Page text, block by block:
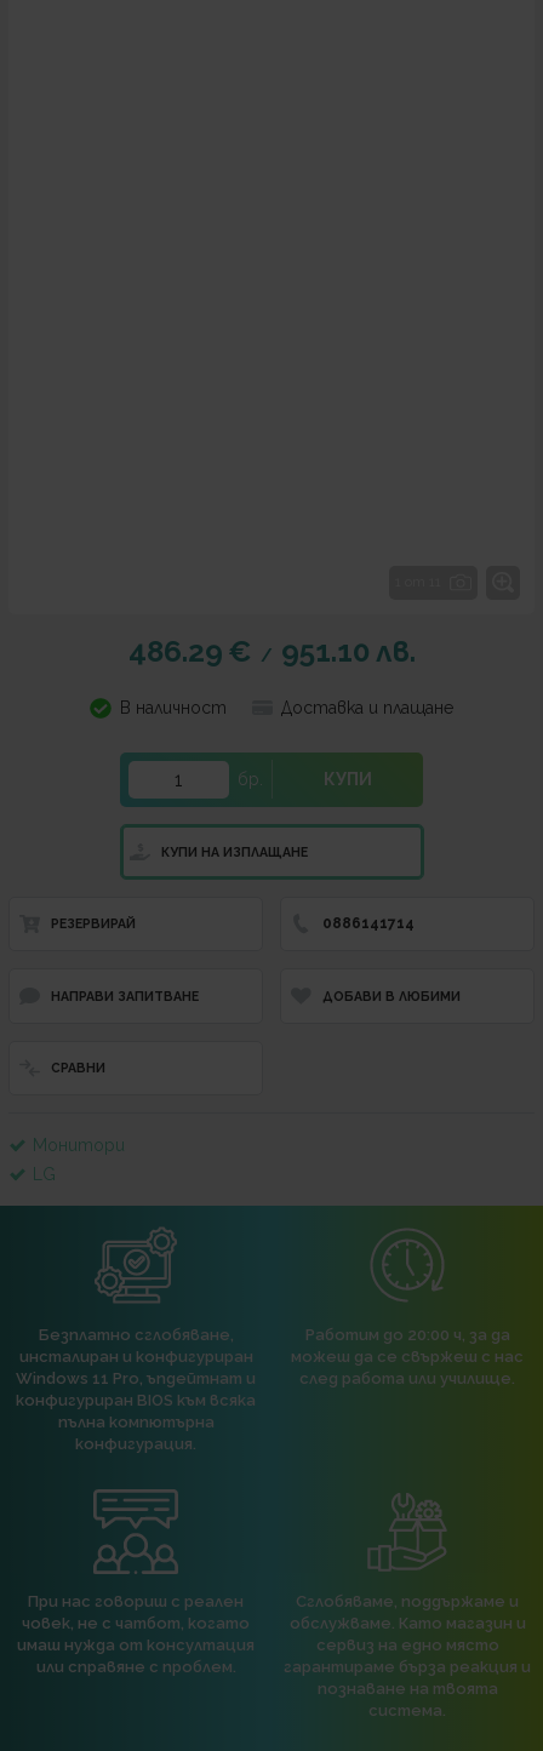
486.29 € / 951.10 лв.
В наличност Доставка и плащане
бр. КУПИ
КУПИ НА ИЗПЛАЩАНЕ
РЕЗЕРВИРАЙ 0886141714
НАПРАВИ ЗАПИТВАНЕ ДОБАВИ В ЛЮБИМИ
СРАВНИ
Монитори
LG
Безплатно сглобяване,
инсталиран и конфигуриран
Windows 11 Pro, ъпдейтнат и
конфигуриран BIOS към всяка
пълна компютърна
конфигурация.
Работим до 20:00 ч, за да
можеш да се свържеш с нас
след работа или училище.
При нас говориш с реален
човек, не с чатбот, когато
имаш нужда от консултация
или справяне с проблем.
Сглобяваме, поддържаме и
обслужваме. Като магазин и
сервиз на едно място
гарантираме бърза реакция и
познаване на твоята
система.